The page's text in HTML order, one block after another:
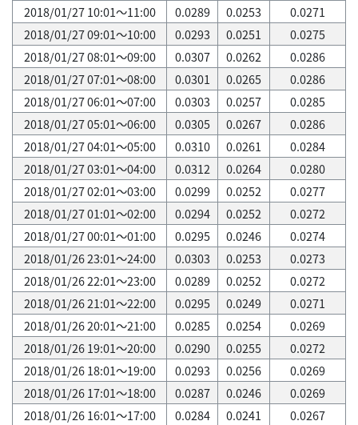
2018/01/27 10:01～11:00
0.0289 0.0253
0.0271
2018/01/27 09:01～10:00
0.0293 0.0251
0.0275
2018/01/27 08:01～09:00
0.0307 0.0262
0.0286
2018/01/27 07:01～08:00
0.0301 0.0265
0.0286
2018/01/27 06:01～07:00
0.0303 0.0257
0.0285
2018/01/27 05:01～06:00
0.0305 0.0267
0.0286
2018/01/27 04:01～05:00
0.0310 0.0261
0.0284
2018/01/27 03:01～04:00
0.0312 0.0264
0.0280
2018/01/27 02:01～03:00
0.0299 0.0252
0.0277
2018/01/27 01:01～02:00
0.0294 0.0252
0.0272
2018/01/27 00:01～01:00
0.0295 0.0246
0.0274
2018/01/26 23:01～24:00
0.0303 0.0253
0.0273
2018/01/26 22:01～23:00
0.0289 0.0252
0.0272
2018/01/26 21:01～22:00
0.0295 0.0249
0.0271
2018/01/26 20:01～21:00
0.0285 0.0254
0.0269
2018/01/26 19:01～20:00
0.0290 0.0255
0.0272
2018/01/26 18:01～19:00
0.0293 0.0256
0.0269
2018/01/26 17:01～18:00
0.0287 0.0246
0.0269
2018/01/26 16:01～17:00
0.0284 0.0241
0.0267